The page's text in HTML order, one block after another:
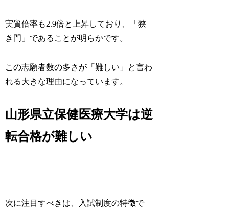
実質倍率も2.9倍と上昇しており、「狭
き門」であることが明らかです。
この志願者数の多さが「難しい」と言わ
れる大きな理由になっています。
山形県立保健医療大学は逆
転合格が難しい
次に注目すべきは、入試制度の特徴で